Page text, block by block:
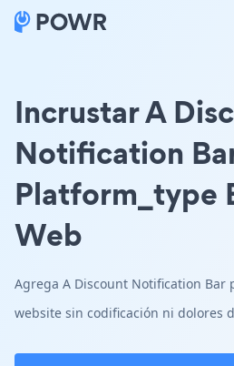
Incrustar A
Notification
Platform_type
Web
Agrega A Discount Notification Bar
website sin codificación ni dolores